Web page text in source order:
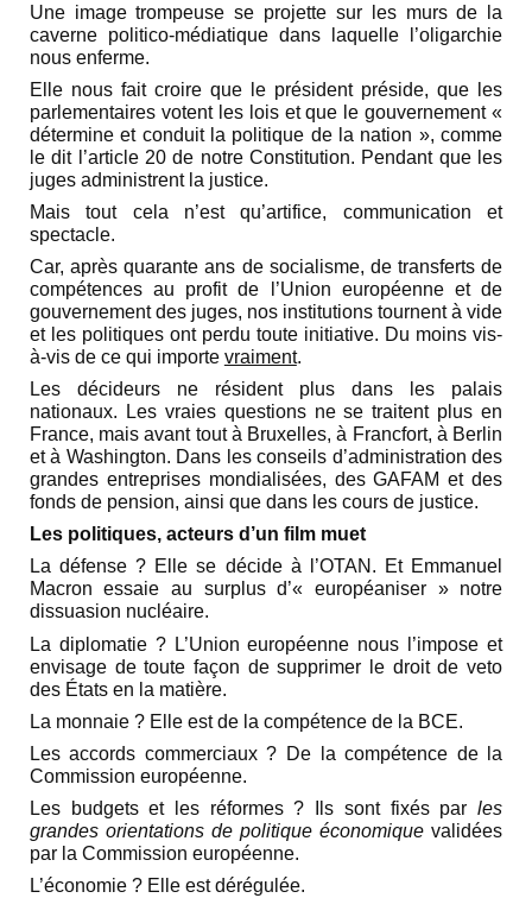
Une image trompeuse se projette sur les murs de la
caverne politico-médiatique dans laquelle l’oligarchie
nous enferme.
Elle nous fait croire que le président préside, que les
parlementaires votent les lois et que le gouvernement «
détermine et conduit la politique de la nation », comme
le dit l’article 20 de notre Constitution. Pendant que les
juges administrent la justice.
Mais tout cela n’est qu’artifice, communication et
spectacle.
Car, après quarante ans de socialisme, de transferts de
compétences au profit de l’Union européenne et de
gouvernement des juges, nos institutions tournent à vide
et les politiques ont perdu toute initiative. Du moins vis-
à-vis de ce qui importe vraiment.
Les décideurs ne résident plus dans les palais
nationaux. Les vraies questions ne se traitent plus en
France, mais avant tout à Bruxelles, à Francfort, à Berlin
et à Washington. Dans les conseils d’administration des
grandes entreprises mondialisées, des GAFAM et des
fonds de pension, ainsi que dans les cours de justice.
Les politiques, acteurs d’un film muet
La défense ? Elle se décide à l’OTAN. Et Emmanuel
Macron essaie au surplus d’« européaniser » notre
dissuasion nucléaire.
La diplomatie ? L’Union européenne nous l’impose et
envisage de toute façon de supprimer le droit de veto
des États en la matière.
La monnaie ? Elle est de la compétence de la BCE.
Les accords commerciaux ? De la compétence de la
Commission européenne.
Les budgets et les réformes ? Ils sont fixés parles
grandes orientations de politique économique validées
par la Commission européenne.
L’économie ? Elle est dérégulée.